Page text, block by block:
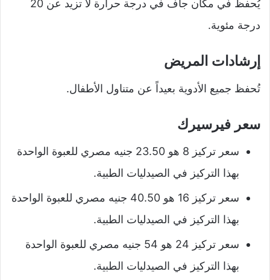
يُحفظ في مكان جاف في درجة حرارة لا تزيد عن 20
درجة مئوية.
إرشادات المريض
تُحفظ جميع الأدوية بعيداً عن متناول الأطفال.
سعر فيرسيرك
سعر تركيز 8 هو 23.50 جنيه مصري للعبوة الواحدة
بهذا التركيز في الصيدليات الطبية.
سعر تركيز 16 هو 40.50 جنيه مصري للعبوة الواحدة
بهذا التركيز في الصيدليات الطبية.
سعر تركيز 24 هو 54 جنيه مصري للعبوة الواحدة
بهذا التركيز في الصيدليات الطبية.